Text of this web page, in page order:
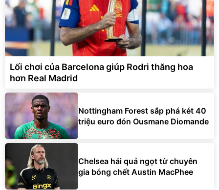
Lối chơi của Barcelona giúp Rodri thăng hoa
hơn Real Madrid
Nottingham Forest sắp phá két 40
triệu euro đón Ousmane Diomande
Chelsea hái quả ngọt từ chuyên
gia bóng chết Austin MacPhee